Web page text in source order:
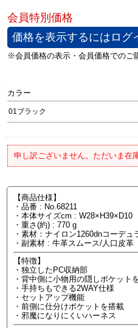
価格を表示するにはログ
カラー
01ブラック
申し訳ございません。ただいま在
【商品仕様】
・品番 : No.68211
・本体サイズcm : W28×H39×D10
・重さ(約) : 770 g
・素材：ナイロン1260dnコーデ
・副素材 : 牛革スムース/人口皮革
【特徴】
・独立したPC収納部
・背中側に小物用の隠しポケット
・手持ちもできる2WAY仕様
・セットアップ機能
・前側に仕分けポケットを搭載
・邪魔になりにくいハーネス